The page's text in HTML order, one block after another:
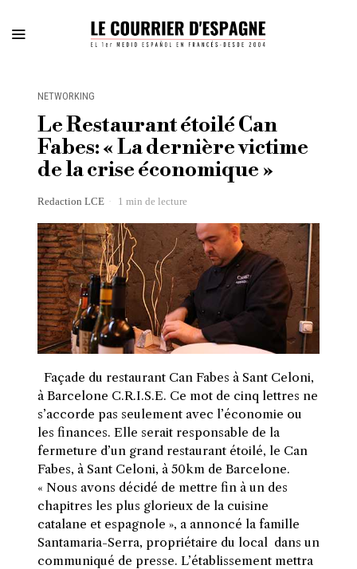
NETWORKING
Le Restaurant étoilé Can
Fabes: « La dernière victime
de la crise économique »
Redaction LCE 1 min de lecture
Façade du restaurant Can Fabes à Sant Celoni,
à Barcelone C.R.I.S.E. Ce mot de cinq lettres ne
s’accorde pas seulement avec l’économie ou
les finances. Elle serait responsable de la
fermeture d’un grand restaurant étoilé, le Can
Fabes, à Sant Celoni, à 50km de Barcelone.
« Nous avons décidé de mettre fin à un des
chapitres les plus glorieux de la cuisine
catalane et espagnole », a annoncé la famille
Santamaria-Serra, propriétaire du local dans un
communiqué de presse. L’établissement mettra